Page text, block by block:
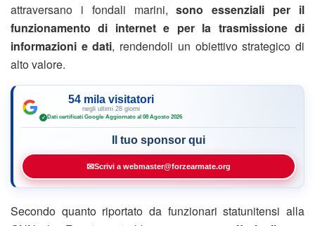
attraversano i fondali marini,sono essenziali per il
funzionamento di internet e per la trasmissione di
informazioni e dati, rendendoli un obiettivo strategico di
alto valore.
54 mila visitatori
negli ultimi 28 giorni
✓ Dati certificati Google·Aggiornato al 08 Agosto 2026
Il tuo sponsor qui
✉Scrivi a webmaster@forzearmate.org
Secondo quanto riportato da funzionari statunitensi alla